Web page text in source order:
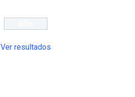
Ver resultados